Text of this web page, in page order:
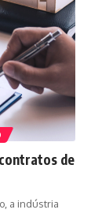
de
a indústria